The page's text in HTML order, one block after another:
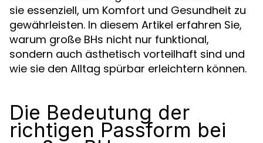
sie essenziell, um Komfort und Gesundheit zu
gewährleisten. In diesem Artikel erfahren Sie,
warum große BHs nicht nur funktional,
sondern auch ästhetisch vorteilhaft sind und
wie sie den Alltag spürbar erleichtern können.
Die Bedeutung der
richtigen Passform bei